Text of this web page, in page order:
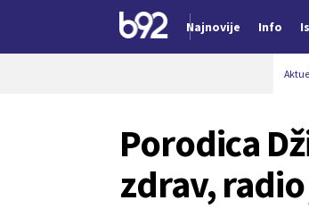
Najnovije Info
Porodica
zdrav,